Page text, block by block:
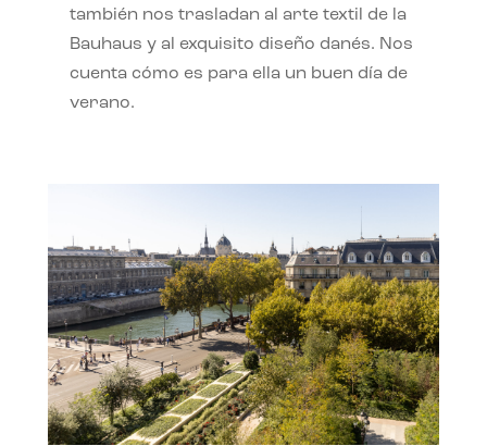
también nos trasladan al arte textil de la
Bauhaus y al exquisito diseño danés. Nos
cuenta cómo es para ella un buen día de
verano.